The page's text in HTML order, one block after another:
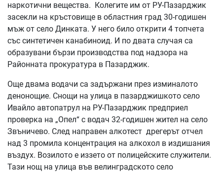
наркотични вещества. Колегите им от РУ-Пазарджик
засекли на кръстовище в областния град 30-годишен
мъж от село Динката. У него било открити 4 топчета
със синтетичен канабиноид. И по двата случая са
образувани бързи производства под надзора на
Районната прокуратура в Пазарджик.
Още двама водачи са задържани през изминалото
денонощие. Снощи на улица в пазарджишкото село
Ивайло автопатрул на РУ-Пазарджик предприел
проверка на „Опел“ с водач 32-годишен жител на село
Звъничево. След направен алкотест дрегерът отчел
над 3 промила концентрация на алкохол в издишания
въздух. Возилото е иззето от полицейските служители.
Тази нощ на улица във велинградското село